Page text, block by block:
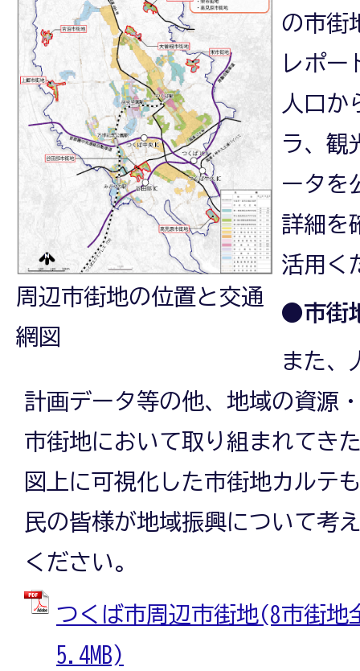
周辺市街地の位置と交通
網図
の市街
レポ
人口か
ラ、観
ータを
詳細を
活用く
●市街
また、
計画データ等の他、地域の資源
市街地において取り組まれてき
図上に可視化した市街地カルテ
民の皆様が地域振興について考
ください。
つくば市周辺市街地(8市街
5.4MB)